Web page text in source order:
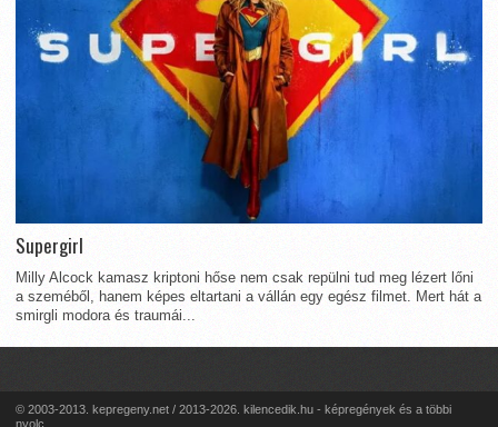
Supergirl
Milly Alcock kamasz kriptoni hőse nem csak repülni tud meg lézert lőni
a szeméből, hanem képes eltartani a vállán egy egész filmet. Mert hát a
smirgli modora és traumái...
© 2003-2013. kepregeny.net / 2013-2026. kilencedik.hu - képregények és a többi
nyolc...